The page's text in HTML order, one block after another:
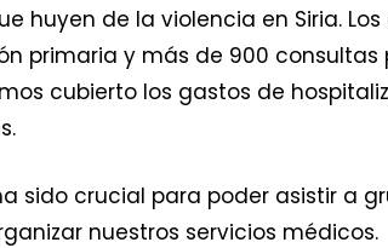
huyen de la violencia en Siria.
primaria y más de 900
cubierto los gastos de
sido crucial para poder asistir a
nuestros servicios médicos.